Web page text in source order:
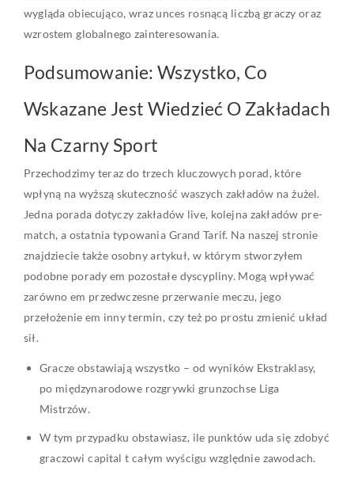
wygląda obiecująco, wraz unces rosnącą liczbą graczy oraz
wzrostem globalnego zainteresowania.
Podsumowanie: Wszystko, Co
Wskazane Jest Wiedzieć O Zakładach
Na Czarny Sport
Przechodzimy teraz do trzech kluczowych porad, które
wpłyną na wyższą skuteczność waszych zakładów na żużel.
Jedna porada dotyczy zakładów live, kolejna zakładów pre-
match, a ostatnia typowania Grand Tarif. Na naszej stronie
znajdziecie także osobny artykuł, w którym stworzyłem
podobne porady em pozostałe dyscypliny. Mogą wpływać
zarówno em przedwczesne przerwanie meczu, jego
przełożenie em inny termin, czy też po prostu zmienić układ
sił.
Gracze obstawiają wszystko – od wyników Ekstraklasy,
po międzynarodowe rozgrywki grunzochse Liga
Mistrzów.
W tym przypadku obstawiasz, ile punktów uda się zdobyć
graczowi capital t całym wyścigu względnie zawodach.